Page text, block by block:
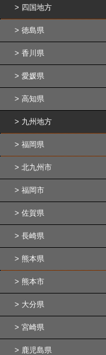
四国地方
徳島県
香川県
愛媛県
高知県
九州地方
福岡県
北九州市
福岡市
佐賀県
長崎県
熊本県
熊本市
大分県
宮崎県
鹿児島県